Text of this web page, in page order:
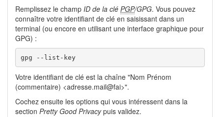
Remplissez le champ ID de la clé PGP/GPG. Vous pouvez
connaître votre identifiant de clé en saisissant dans un
terminal (ou encore en utilisant une interface graphique pour
GPG) :
gpg --list-key
Votre identifiant de clé est la chaîne "Nom Prénom
(commentaire) <adresse.mail@fai>".
Cochez ensuite les options qui vous intéressent dans la
section Pretty Good Privacypuis validez.